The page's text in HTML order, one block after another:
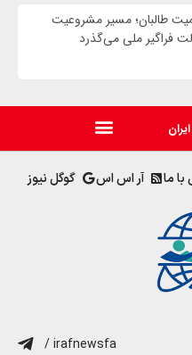
طالبان؛ مسیر مشروعیت
فراگیر ملی می‌گذرد
ما آر اس اس گوگل نیوز
/ irafnewsfa